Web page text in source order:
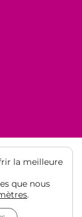
·
la meilleure
que nous
.